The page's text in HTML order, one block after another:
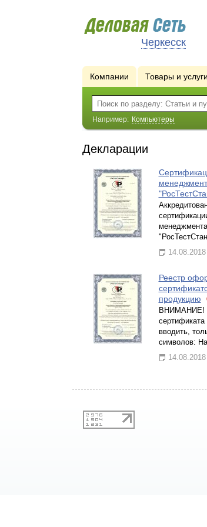
Черкесск
Компании Товары и услуги
Например: Компьютеры
Декларации
14.08.2018
Реестр
продукцию
ВНИМАНИЕ!
сертификата
вводить,
символов:
14.08.2018